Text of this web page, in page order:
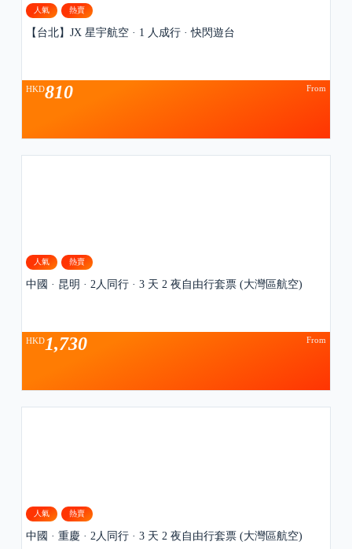
人氣 熱賣
【台北】JX 星宇航空 · 1 人成行 · 快閃遊台
From
HKD810
人氣 熱賣
中國 · 昆明 · 2人同行 · 3 天 2 夜自由行套票 (大灣區航空)
From
HKD1,730
人氣 熱賣
中國 · 重慶 · 2人同行 · 3 天 2 夜自由行套票 (大灣區航空)